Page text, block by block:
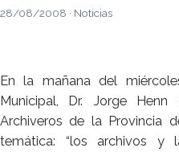
28/08/2008 · Noticias
En la mañana del
Municipal, Dr. Jorge
Archiveros de la Provincia
temática: “los archivos y